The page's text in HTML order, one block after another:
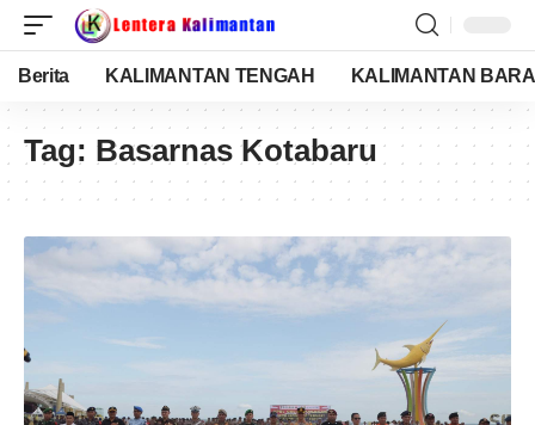
Berita KALIMANTAN TENGAH KALIMANTAN
Tag: Basarnas Kotabaru